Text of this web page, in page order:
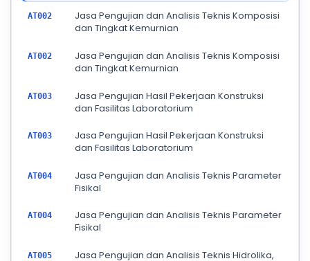
AT002
Jasa Pengujian dan Analisis Teknis Komposisi
dan Tingkat Kemurnian
AT002
Jasa Pengujian dan Analisis Teknis Komposisi
dan Tingkat Kemurnian
AT003
Jasa Pengujian Hasil Pekerjaan Konstruksi
dan Fasilitas Laboratorium
AT003
Jasa Pengujian Hasil Pekerjaan Konstruksi
dan Fasilitas Laboratorium
AT004
Jasa Pengujian dan Analisis Teknis Parameter
Fisikal
AT004
Jasa Pengujian dan Analisis Teknis Parameter
Fisikal
AT005
Jasa Pengujian dan Analisis Teknis Hidrolika,